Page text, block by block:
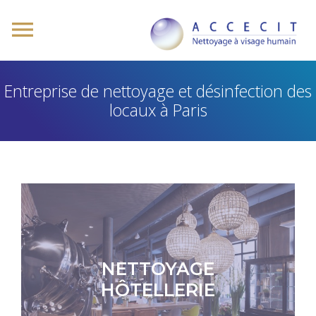
Entreprise de nettoyage et désinfection des
locaux à Paris
NETTOYAGE
HÔTELLERIE